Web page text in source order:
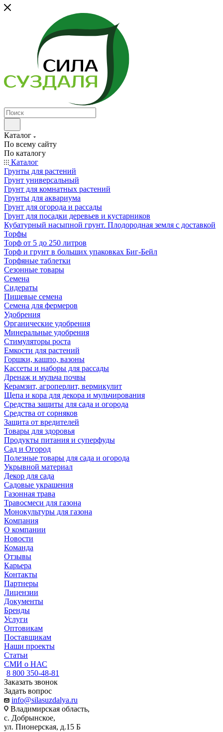
Каталог
По всему сайту
По каталогу
Каталог
Грунты для растений
Грунт универсальный
Грунт для комнатных растений
Грунты для аквариума
Грунт для огорода и рассады
Грунт для посадки деревьев и кустарников
Кубатурный насыпной грунт. Плодородная земля с доставкой
Торфы
Торф от 5 до 250 литров
Торф и грунт в больших упаковках Биг-Бейл
Торфяные таблетки
Сезонные товары
Семена
Сидераты
Пищевые семена
Семена для фермеров
Удобрения
Органические удобрения
Минеральные удобрения
Стимуляторы роста
Емкости для растений
Горшки, кашпо, вазоны
Кассеты и наборы для рассады
Дренаж и мульча почвы
Керамзит, агроперлит, вермикулит
Щепа и кора для декора и мульчирования
Средства защиты для сада и огорода
Средства от сорняков
Защита от вредителей
Товары для здоровья
Продукты питания и суперфуды
Сад и Огород
Полезные товары для сада и огорода
Укрывной материал
Декор для сада
Садовые украшения
Газонная трава
Травосмеси для газона
Монокультуры для газона
Компания
О компании
Новости
Команда
Отзывы
Карьера
Контакты
Партнеры
Лицензии
Документы
Бренды
Услуги
Оптовикам
Поставщикам
Наши проекты
Статьи
СМИ о НАС
8 800 350-48-81
Заказать звонок
Задать вопрос
info@silasuzdalya.ru
Владимирская область,
с. Добрынское,
ул. Пионерская, д.15 Б